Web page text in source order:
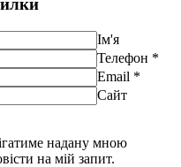
Ім'я
Телефон *
Email *
Сайт
надану мною
на мій запит.